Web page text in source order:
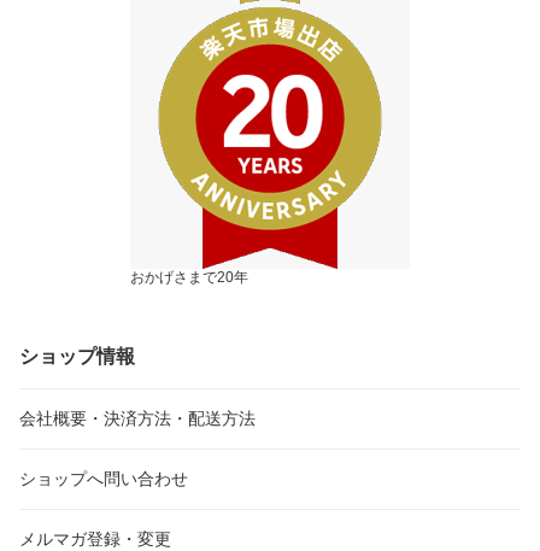
おかげさまで20年
ショップ情報
会社概要・決済方法・配送方法
ショップへ問い合わせ
メルマガ登録・変更